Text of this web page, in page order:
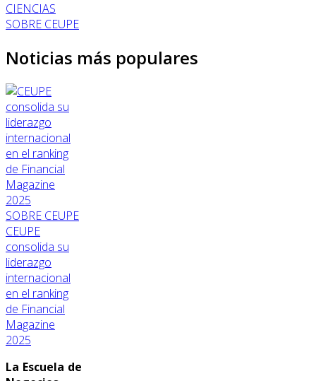
CIENCIAS
SOBRE CEUPE
Noticias más populares
SOBRE CEUPE
CEUPE
consolida su
liderazgo
internacional
en el ranking
de Financial
Magazine
2025
La Escuela de